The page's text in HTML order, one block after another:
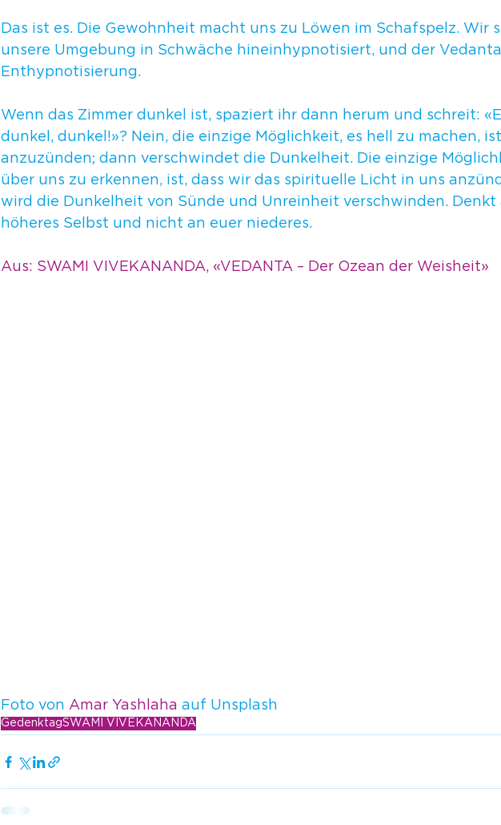
Das ist es. Die Gewohnheit macht uns zu Löwen im Schafspelz. Wir
unsere Umgebung in Schwäche hineinhypnotisiert, und der
Enthypnotisierung.
Wenn das Zimmer dunkel ist, spaziert ihr dann herum und schreit:
dunkel, dunkel!»? Nein, die einzige Möglichkeit, es hell zu machen,
anzuzünden; dann verschwindet die Dunkelheit. Die einzige
über uns zu erkennen, ist, dass wir das spirituelle Licht in uns
wird die Dunkelheit von Sünde und Unreinheit verschwinden. Denkt
höheres Selbst und nicht an euer niederes.
Aus: SWAMI VIVEKANANDA, «VEDANTA – Der Ozean der Weisheit»
Foto von Amar Yashlaha auf Unsplash
GedenktagSWAMI VIVEKANANDA